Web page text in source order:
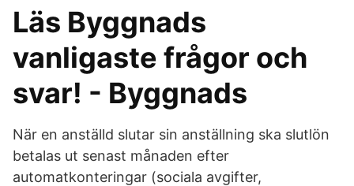
Läs Byggnads
vanligaste frågor och
svar! - Byggnads
När en anställd slutar sin anställning ska slutlön
betalas ut senast månaden efter
automatkonteringar (sociala avgifter,